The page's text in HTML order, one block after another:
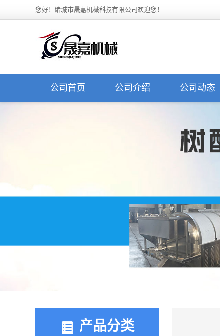
您好！诸城市晟嘉机械科技有限公司欢迎您！
公司首页 公司介绍 公司动态
产品分类